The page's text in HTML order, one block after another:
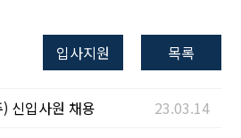
목록
입사지원
신입사원 채용 23.03.14